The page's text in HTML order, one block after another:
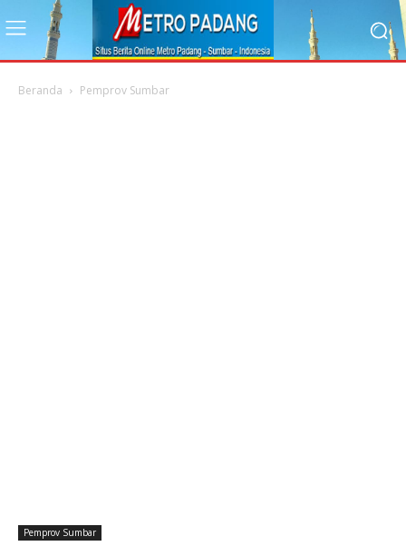
Beranda Pemprov Sumbar
Pemprov Sumbar